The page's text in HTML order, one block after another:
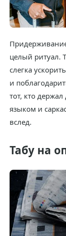
целый ритуал.
слегка
и
тот, кто
языком и
вслед.
Табу на